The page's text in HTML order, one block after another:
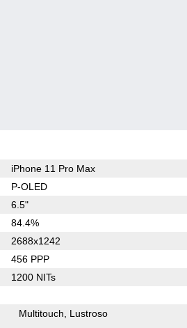
iPhone 11 Pro Max
P-OLED
6.5"
84.4%
2688x1242
456 PPP
1200 NITs
Multitouch Lustroso